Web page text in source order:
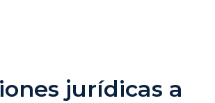
jurídicas a